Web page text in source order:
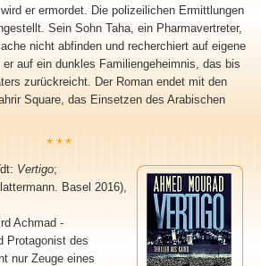
er ermordet. Die polizeilichen Ermittlungen
Sein Sohn Taha, ein Pharmavertreter,
nicht abfinden und recherchiert auf eigene
auf ein dunkles Familiengeheimnis, das bis
zurückreicht. Der Roman endet mit den
Square, das Einsetzen des Arabischen
***
dt: Vertigo;
Basel 2016),
Achmad -
Protagonist des
nur Zeuge eines